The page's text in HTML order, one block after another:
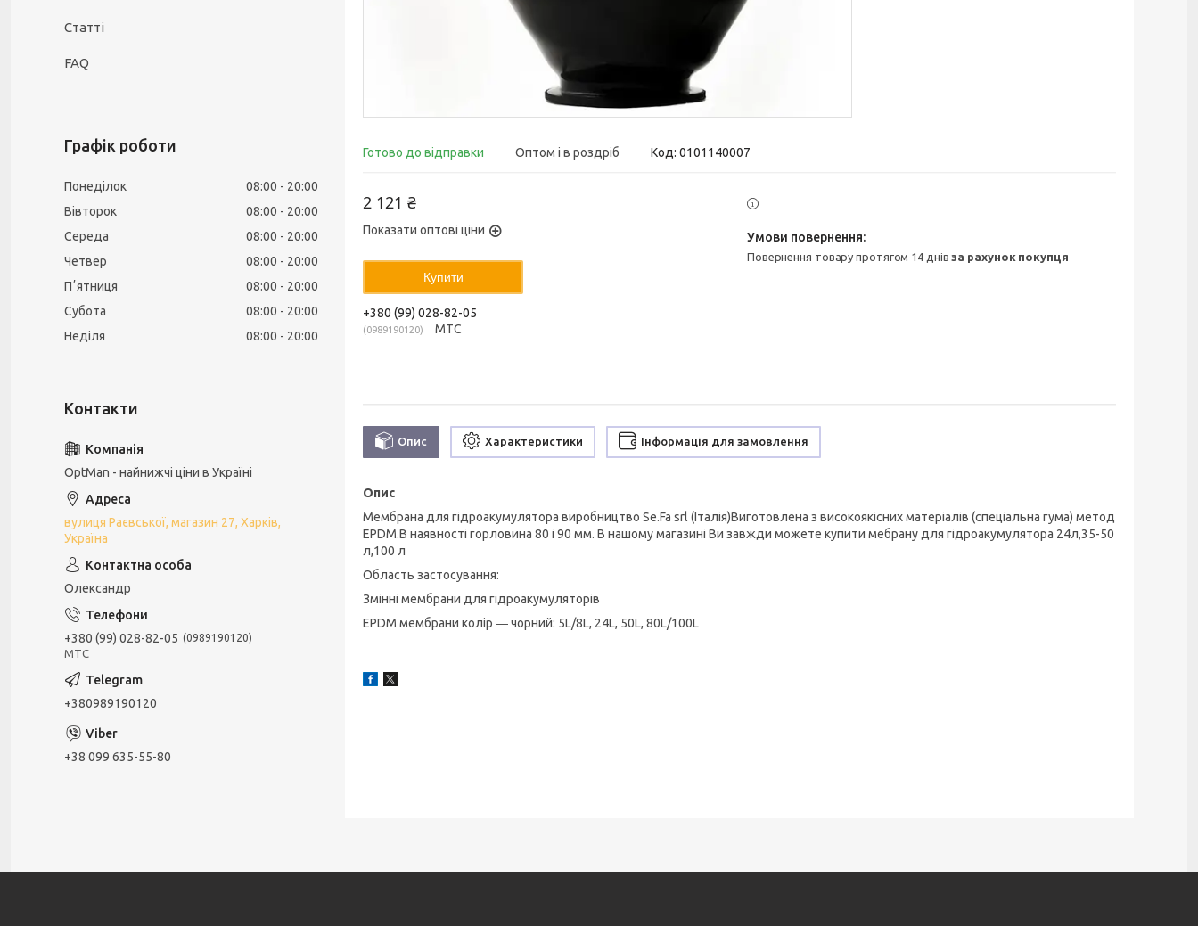
Готово до відправки Оптом і в роздріб Код: 0101140007
2 121 ₴
Показати оптові ціни
Купити
+380 (99) 028-82-05
0989190120 МТС
повернення товару протягом 14 днівза рахунок покупця
Опис Характеристики Інформація для замовлення
Опис
Мембрана для гідроакумулятора виробництво Se.Fa srl (Італія)Виготовлена з високоякісних матеріалів (спеціальна гума) метод
EPDM.В наявності горловина 80 і 90 мм. В нашому магазині Ви завжди можете купити мебрану для гідроакумулятора 24л,35-50
л,100 л
Область застосування:
Змінні мембрани для гідроакумуляторів
EPDM мембрани колір ― чорний: 5L/8L, 24L, 50L, 80L/100L
Статті
FAQ
Графік роботи
Понеділок 08:00
20:00
Вівторок
08:00
20:00
Середа
08:00
20:00
Четвер
08:00
20:00
Пʼятниця
08:00
20:00
Субота
08:00
20:00
Неділя
08:00 20:00
OptMan - найнижчі ціни в Україні
вулиця Раєвської, магазин 27, Харків,
Україна
Олександр
+380 (99) 028-82-05 0989190120
МТС
+380989190120
+38 099 635-55-80